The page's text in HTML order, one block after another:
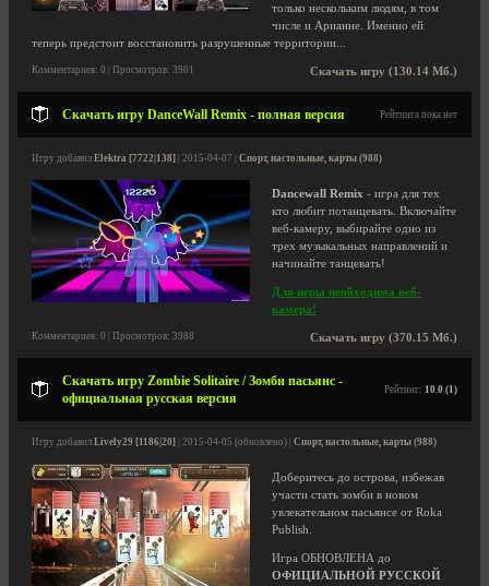
только нескольким людям, в том
числе и Арианне. Именно ей
теперь предстоит восстановить разрушенные территории...
Скачать игру (130.14 Мб.)
Комментариев: 0 | Просмотров: 3901
Скачать игру DanceWall Remix - полная версия Рейтинга пока нет
Игру добавил Elektra [7722|138] | 2015-04-07 | Спорт, настольные, карты (988)
Dancewall Remix - игра для тех
кто любит потанцевать. Включайте
веб-камеру, выбирайте одно из
трех музыкальных направлений и
начинайте танцевать!
Для игры необходима веб-
камера!
Скачать игру (370.15 Мб.)
Комментариев: 0 | Просмотров: 3988
Скачать игру Zombie Solitaire / Зомби пасьянс -
официальная русская версия
Рейтинг: 10.0 (1)
Игру добавил Lively29 [1186|20] | 2015-04-05 (обновлено) | Спорт, настольные, карты (988)
Доберитесь до острова, избежав
участи стать зомби в новом
увлекательном пасьянсе от Roka
Publish.
Игра ОБНОВЛЕНА до
ОФИЦИАЛЬНОЙ РУССКОЙ